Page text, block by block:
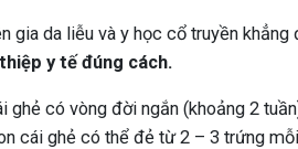
gia da liễu và y học cổ truyền khẳng
y tế đúng cách.
ghẻ có vòng đời ngắn (khoảng 2
cái ghẻ có thể đẻ từ 2 – 3 trứng